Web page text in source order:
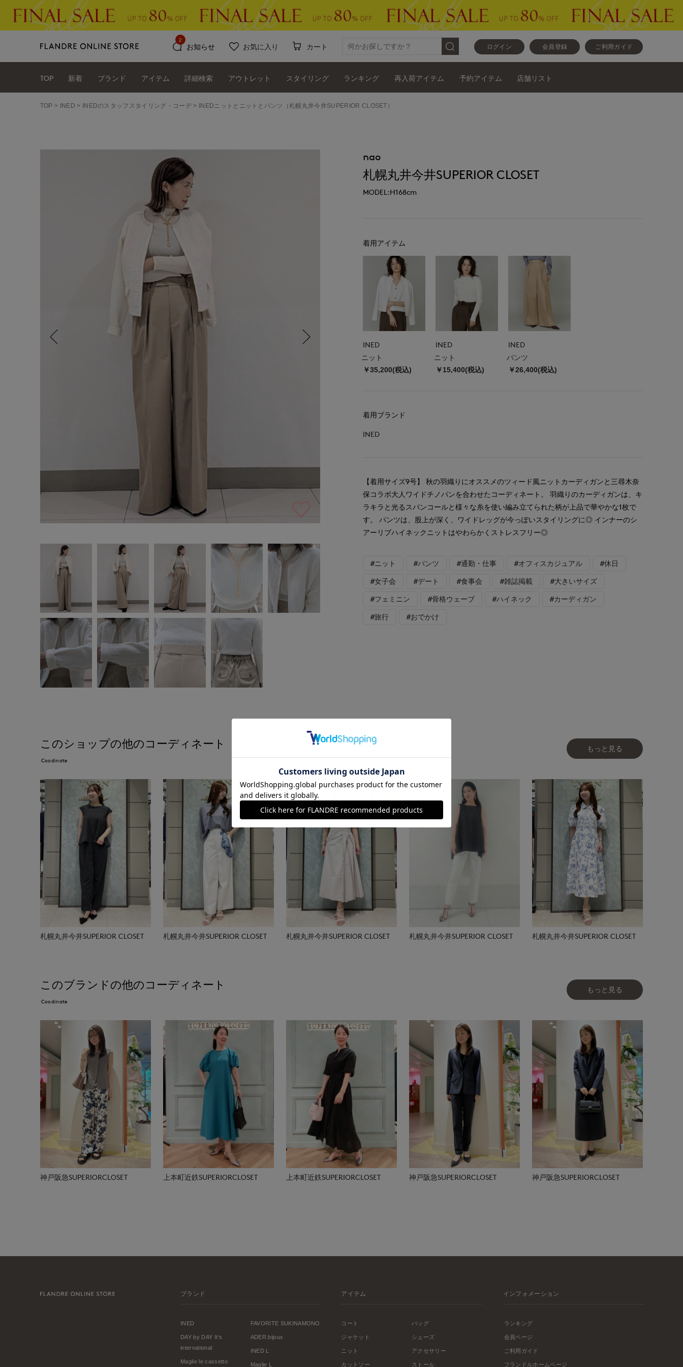
ログイン 会員登録 ご利用ガイド
お知らせ
2
お気に入り カート
TOP 新着 ブランド アイテム 詳細検索 アウトレット スタイリング ランキング 再入荷アイテム 予約アイテム 店舗リスト
TOP INED INEDのスタッフスタイリング・コーデ INEDニットとニットとパンツ（札幌丸井今井SUPERIOR CLOSET）
nao
札幌丸井今井SUPERIOR CLOSET
MODEL:H168cm
着用アイテム
INED
ニット
￥35,200(税込)
INED
ニット
￥15,400(税込)
INED
パンツ
￥26,400(税込)
着用ブランド
INED
【着用サイズ9号】 秋の羽織りにオススメのツィード風ニットカーディガンと三尋木奈
保コラボ大人ワイドチノパンを合わせたコーディネート。 羽織りのカーディガンは、キ
ラキラと光るスパンコールと様々な糸を使い編み立てられた柄が上品で華やかな1枚で
す。 パンツは、股上が深く、ワイドレッグが今っぽいスタイリングに◎ インナーのシ
アーリブハイネックニットはやわらかくストレスフリー◎
#ニット #パンツ #通勤・仕事 #オフィスカジュアル #休日
#女子会 #デート #食事会 #雑誌掲載 #大きいサイズ
#フェミニン #骨格ウェーブ #ハイネック #カーディガン
#旅行 #おでかけ
このショップの他のコーディネート
Coodinate
もっと見る
札幌丸井今井SUPERIOR CLOSET 札幌丸井今井SUPERIOR CLOSET 札幌丸井今井SUPERIOR CLOSET 札幌丸井今井SUPERIOR CLOSET 札幌丸井今井SUPERIOR CLOSET
このブランドの他のコーディネート
Coodinate
もっと見る
神戸阪急SUPERIORCLOSET 上本町近鉄SUPERIORCLOSET 上本町近鉄SUPERIORCLOSET 神戸阪急SUPERIORCLOSET 神戸阪急SUPERIORCLOSET
ブランド
INED
DAY by DAY It's
international
Maglie le cassetto
FAVORITE SUKINAMONO
ADER.bijoux
INED L
Maglie L
アイテム
コート
ジャケット
ニット
カットソー
バッグ
シューズ
アクセサリー
ストール
インフォメーション
ランキング
会員ページ
ご利用ガイド
フランドルホームページ